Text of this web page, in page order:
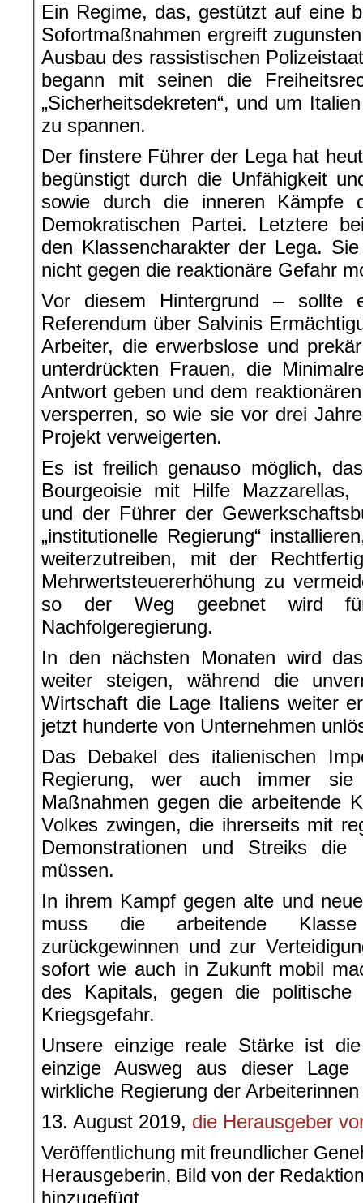
Ein Regime, das, gestützt auf eine
Sofortmaßnahmen ergreift
Ausbau des rassistischen
begann mit seinen die
„Sicherheitsdekreten“, und um
zu spannen.
Der finstere Führer der Lega hat
begünstigt durch die Unfähigkeit
sowie durch die inneren Kämpfe
Demokratischen Partei. Letztere
den Klassencharakter der Lega.
nicht gegen die reaktionäre Gefahr
Vor diesem Hintergrund – sollte
Referendum über Salvinis
Arbeiter, die erwerbslose und
unterdrückten Frauen, die
Antwort geben und dem
versperren, so wie sie vor drei
Projekt verweigerten.
Es ist freilich genauso möglich,
Bourgeoisie mit Hilfe Mazzarellas,
und der Führer der
„institutionelle Regierung“
weiterzutreiben, mit der
Mehrwertsteuererhöhung zu
so der Weg geebnet wird
Nachfolgeregierung.
In den nächsten Monaten wird
weiter steigen, während die
Wirtschaft die Lage Italiens weiter
jetzt hunderte von Unternehmen
Das Debakel des italienischen
Regierung, wer auch immer
Maßnahmen gegen die arbeitende
Volkes zwingen, die ihrerseits mit
Demonstrationen und Streiks die
müssen.
In ihrem Kampf gegen alte und
muss die arbeitende Klasse
zurückgewinnen und zur
sofort wie auch in Zukunft mobil
des Kapitals, gegen die
Kriegsgefahr.
Unsere einzige reale Stärke ist
einzige Ausweg aus dieser
wirkliche Regierung der
13. August 2019, die Herausgeber
Veröffentlichung mit freundlicher
Herausgeberin, Bild von der
hinzugefügt.